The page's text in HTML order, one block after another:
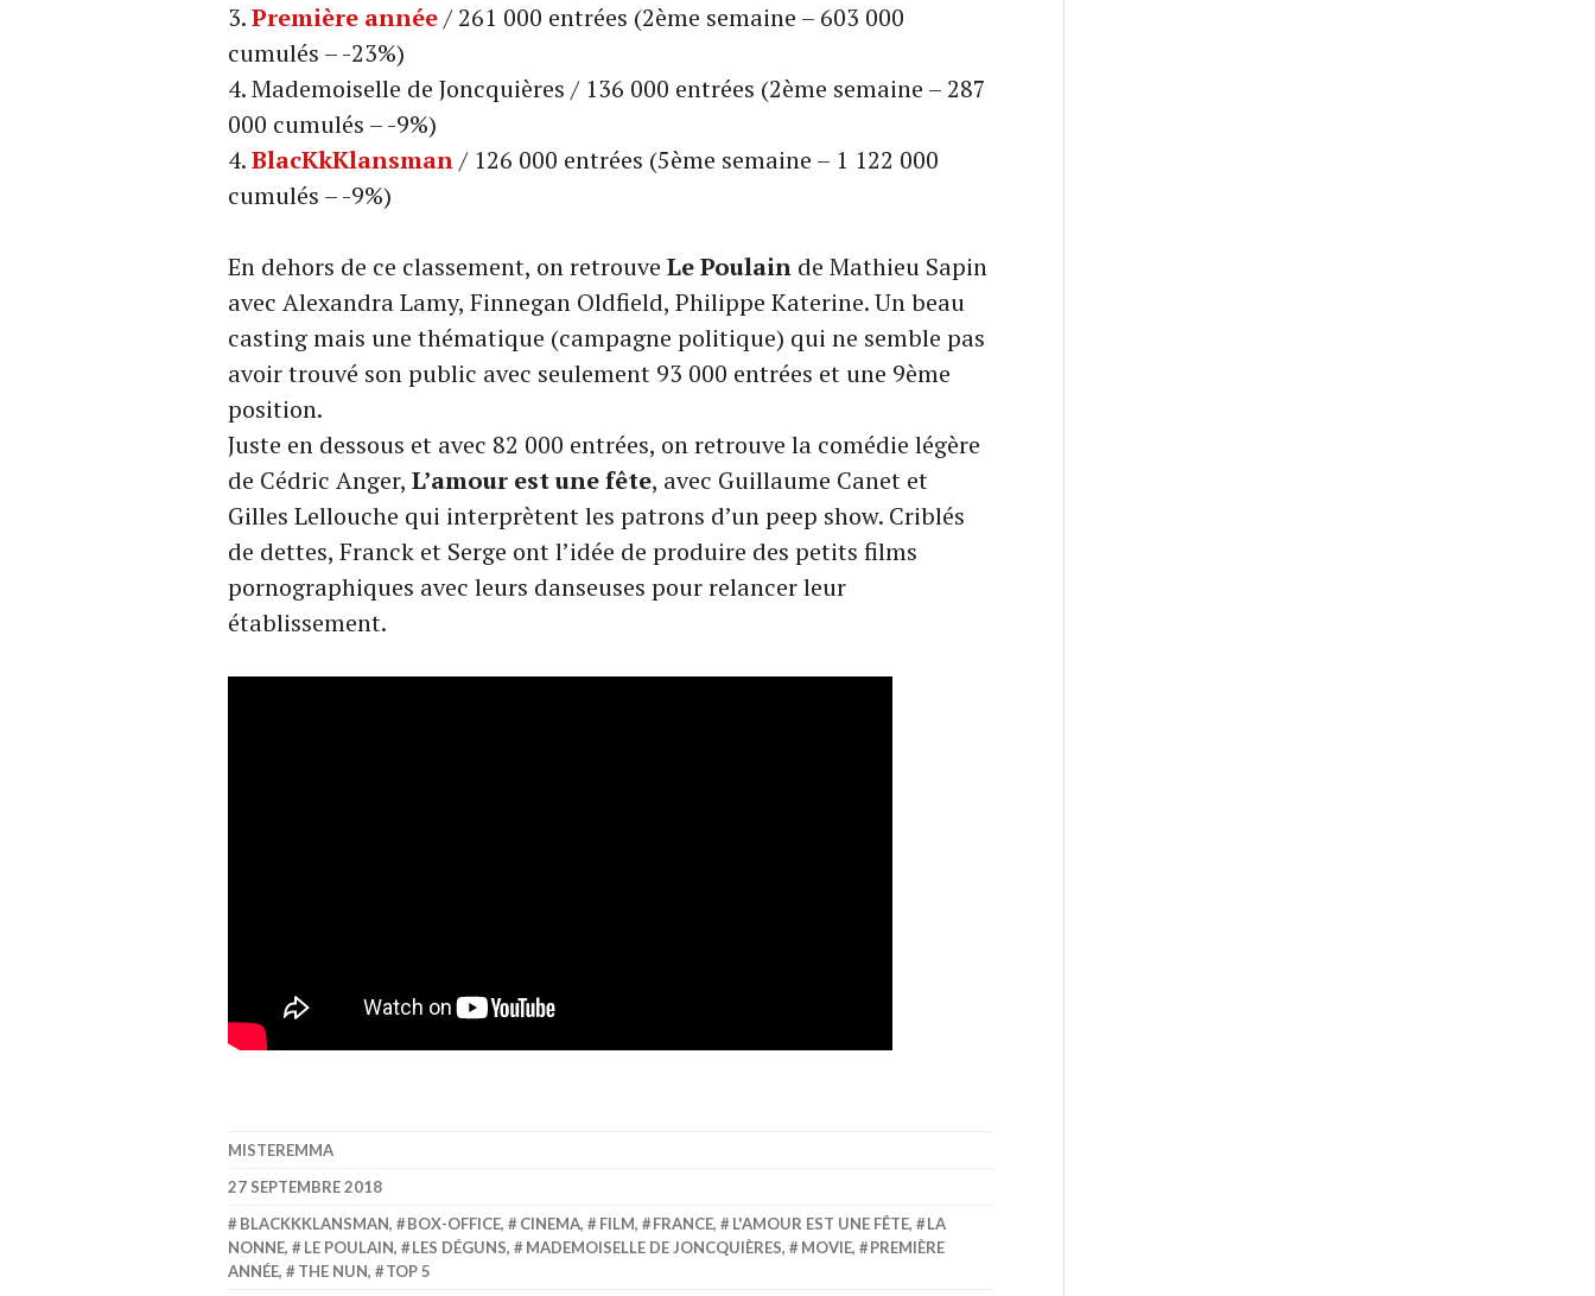
3.Première année/ 261 000 entrées (2ème semaine – 603 000
cumulés – -23%)
4. Mademoiselle de Joncquières / 136 000 entrées (2ème semaine – 287
000 cumulés – -9%)
4.BlacKkKlansman/ 126 000 entrées (5ème semaine – 1 122 000
cumulés – -9%)
En dehors de ce classement, on retrouve Le Poulain de Mathieu Sapin
avec Alexandra Lamy, Finnegan Oldfield, Philippe Katerine. Un beau
casting mais une thématique (campagne politique) qui ne semble pas
avoir trouvé son public avec seulement 93 000 entrées et une 9ème
position.
Juste en dessous et avec 82 000 entrées, on retrouve la comédie légère
de Cédric Anger, L’amour est une fête, avec Guillaume Canet et
Gilles Lellouche qui interprètent les patrons d’un peep show. Criblés
de dettes, Franck et Serge ont l’idée de produire des petits films
pornographiques avec leurs danseuses pour relancer leur
établissement.
MISTEREMMA
27 SEPTEMBRE 2018
BLACKKKLANSMAN, BOX-OFFICE, CINEMA, FILM, FRANCE, L'AMOUR EST UNE FÊTE,
LA
NONNE, LE POULAIN, LES DÉGUNS, MADEMOISELLE DE JONCQUIÈRES, MOVIE,
PREMIÈRE
ANNÉE, THE NUN, TOP 5